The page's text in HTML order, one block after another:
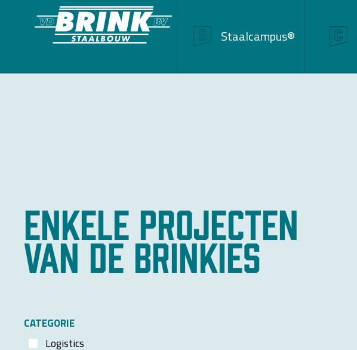
Staalcampus®
Enkele projecten
van de Brinkies
CATEGORIE
Logistics